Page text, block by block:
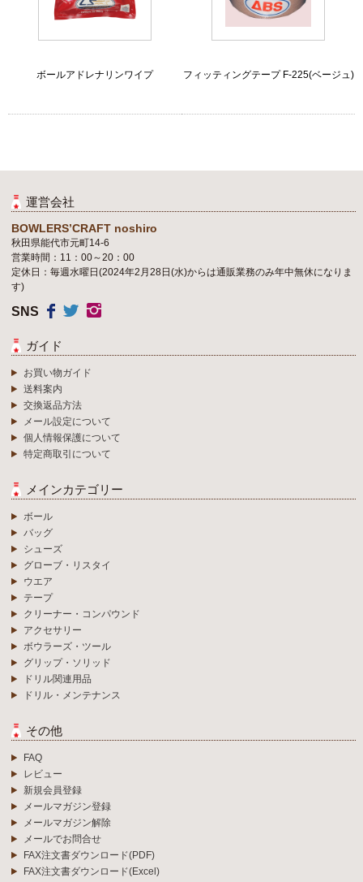
ボールアドレナリンワイプ フィッティングテープ F-225(ベージュ)
運営会社
BOWLERS’CRAFT noshiro
秋田県能代市元町14-6
営業時間：11：00～20：00
定休日：毎週水曜日(2024年2月28日(水)からは通販業務のみ年中無休になりま
す)
SNS
ガイド
お買い物ガイド
送料案内
交換返品方法
メール設定について
個人情報保護について
特定商取引について
メインカテゴリー
ボール
バッグ
シューズ
グローブ・リスタイ
ウエア
テープ
クリーナー・コンパウンド
アクセサリー
ボウラーズ・ツール
グリップ・ソリッド
ドリル関連用品
ドリル・メンテナンス
その他
FAQ
レビュー
新規会員登録
メールマガジン登録
メールマガジン解除
メールでお問合せ
FAX注文書ダウンロード(PDF)
FAX注文書ダウンロード(Excel)